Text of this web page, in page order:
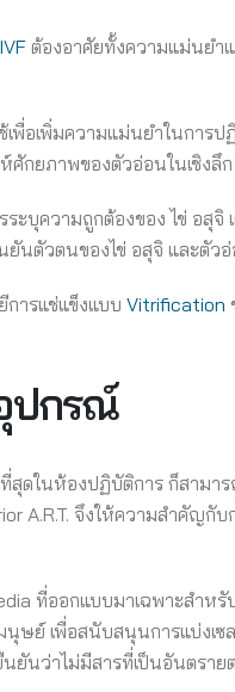
IVF ต้องอาศัยทั้งความแม่นยำแ
เพื่อเพิ่มความแม่นยำในการ
ศักยภาพของตัวอ่อนในเชิงลึก
ะบุความถูกต้องของ ไข่ อสุ
นตัวตนของไข่ อสุจิ และตัว
การแช่แข็งแบบ Vitrification
ปกรณ์
ที่สุดในห้องปฏิบัติการ ก็สาม
A.R.T. จึงให้ความสำคัญ
ที่ออกแบบมาเฉพาะสำ
นุษย์ เพื่อสนับสนุนการแบ่งเ
ยันว่าไม่มีสารที่เป็นอันตราย